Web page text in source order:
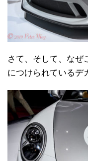
さて、そして、なぜ
につけられているデ